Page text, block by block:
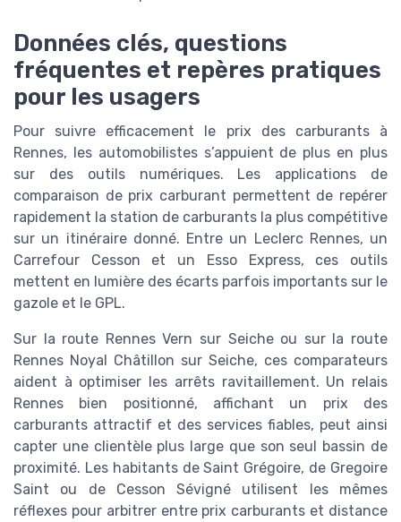
Données clés, questions
fréquentes et repères pratiques
pour les usagers
Pour suivre efficacement le prix des carburants à
Rennes, les automobilistes s’appuient de plus en plus
sur des outils numériques. Les applications de
comparaison de prix carburant permettent de repérer
rapidement la station de carburants la plus compétitive
sur un itinéraire donné. Entre un Leclerc Rennes, un
Carrefour Cesson et un Esso Express, ces outils
mettent en lumière des écarts parfois importants sur le
gazole et le GPL.
Sur la route Rennes Vern sur Seiche ou sur la route
Rennes Noyal Châtillon sur Seiche, ces comparateurs
aident à optimiser les arrêts ravitaillement. Un relais
Rennes bien positionné, affichant un prix des
carburants attractif et des services fiables, peut ainsi
capter une clientèle plus large que son seul bassin de
proximité. Les habitants de Saint Grégoire, de Gregoire
Saint ou de Cesson Sévigné utilisent les mêmes
réflexes pour arbitrer entre prix carburants et distance